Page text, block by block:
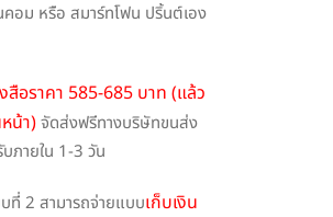
คอม หรือ สมาร์ทโฟน ปริ้นต์เอง
สือราคา 585-685 บาท (แล้ว
น้า)จัดส่งฟรีทางบริษัทขนส่ง
บภายใน 1-3 วัน
ที่ 2 สามารถจ่ายแบบเก็บเงิน